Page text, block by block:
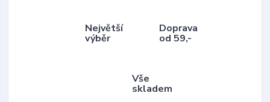
Největší
výběr
Doprava
od 59,-
Vše
skladem